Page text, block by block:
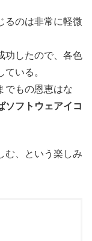
るのは非常に軽微
功したので、各色
いる。
でもの恩恵はな
ソフトウェアイコ
む、という楽しみ